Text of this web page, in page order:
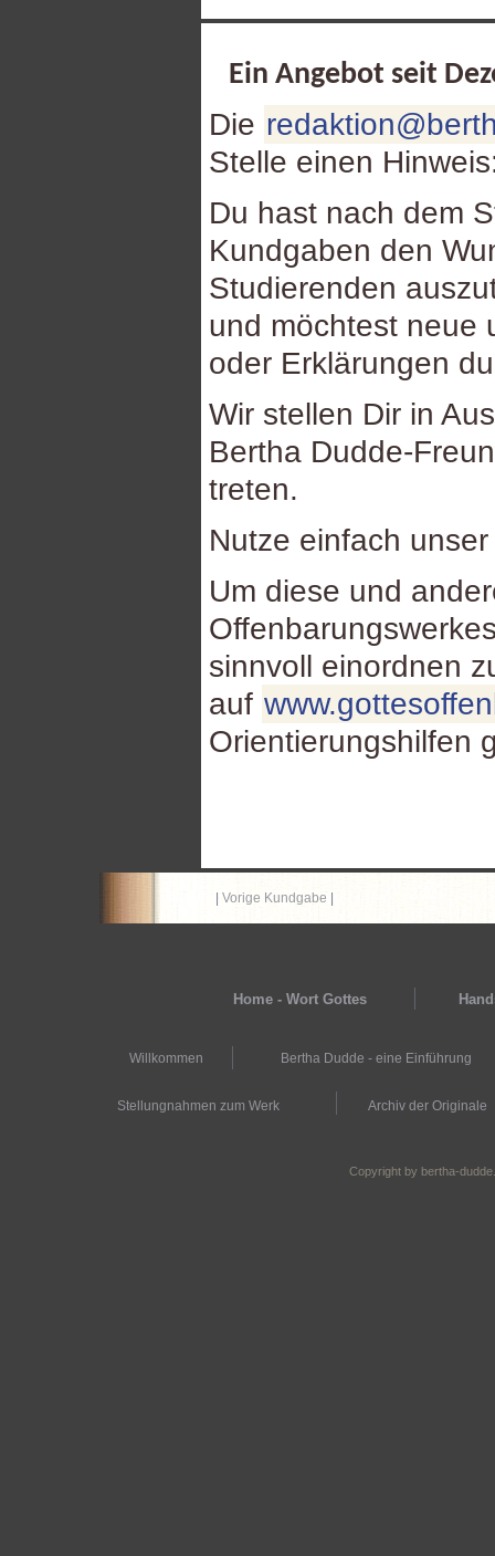
Ein Angebot seit
Die
Stelle einen
Du hast nach dem
Kundgaben den
Studierenden
und möchtest neue
oder Erklärungen
Wir stellen Dir in
Bertha Dudde-
treten.
Nutze einfach
Um diese und
sinnvoll einordnen
auf
Orientierungshilfen
Vorige Kundgabe
Home - Wort Gottes
Willkommen Bertha Dudde - eine Einführung
Stellungnahmen zum Werk Archiv der Originale
Copyright by bertha-